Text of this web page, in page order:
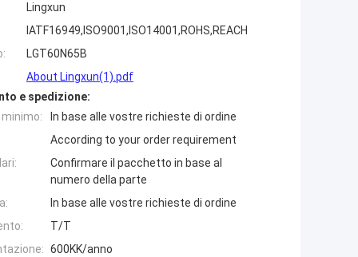
Lingxun
IATF16949,ISO9001,ISO14001,ROHS,REACH
LGT60N65B
About Lingxun(1).pdf
e spedizione:
In base alle vostre richieste di ordine
According to your order requirement
Confirmare il pacchetto in base al
numero della parte
In base alle vostre richieste di ordine
T/T
600KK/anno